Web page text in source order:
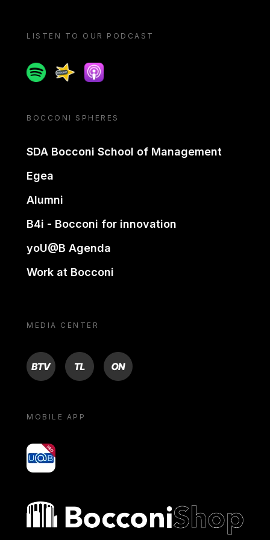
LISTEN TO OUR PODCAST
SpotifySpreakerApple podcast
BOCCONI SPHERES
SDA Bocconi School of Management
Egea
Alumni
B4i - Bocconi for innovation
yoU@B Agenda
Work at Bocconi
MEDIA CENTER
BTV TL ON
MOBILE APP
yoU@B
Bocconi shop